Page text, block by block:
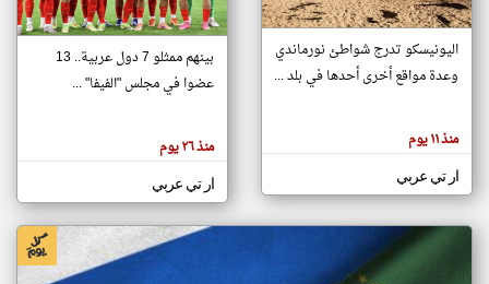
تغيير الدولة
اخبار جزر القمر على مدار الساعة
أهم اخبار جزر القمر العاجلة والمباشرة
هنا عن
وجهة
كاتبيها.
اليونيسكو تدرج شواطئ نورماندي
وعدة مواقع أخرى أحدها في بلد ...
منذ ١١ يوم
ار تي عربي
بينهم ممثلو 7 دول عربية.. 13
عضوا في مجلس "الفيفا" ...
منذ ٢٦ يوم
ار تي عربي
klyoum.com